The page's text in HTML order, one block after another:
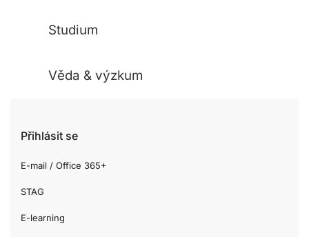
Studium
Věda & výzkum
Přihlásit se
E-mail / Office 365+
STAG
E-learning